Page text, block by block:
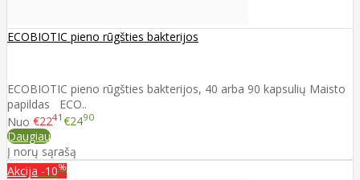
ECOBIOTIC pieno rūgšties bakterijos
ECOBIOTIC pieno rūgšties bakterijos, 40 arba 90 kapsulių Maisto
papildas ECO..
Nuo €2241 €2490
Daugiau
Į norų sąrašą
Akcija -10%